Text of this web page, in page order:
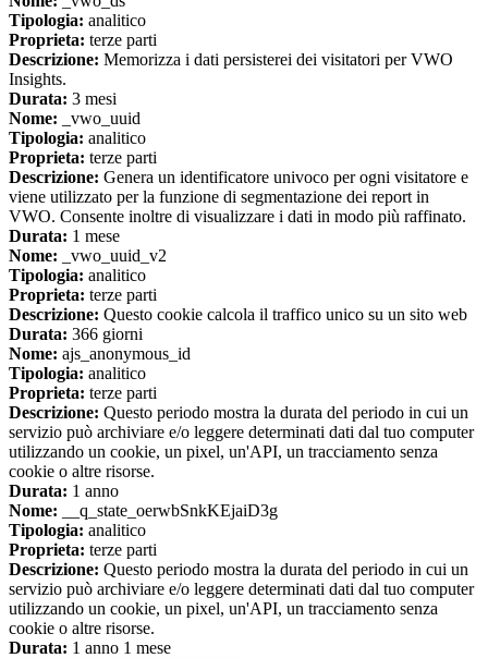
Tipologia: analitico
Proprieta: terze parti
Descrizione: Memorizza i dati persisterei dei visitatori per VWO
Insights.
Durata: 3 mesi
Nome: _vwo_uuid
Tipologia: analitico
Proprieta: terze parti
Descrizione: Genera un identificatore univoco per ogni visitatore e
viene utilizzato per la funzione di segmentazione dei report in
VWO. Consente inoltre di visualizzare i dati in modo più raffinato.
Durata: 1 mese
Nome: _vwo_uuid_v2
Tipologia: analitico
Proprieta: terze parti
Descrizione: Questo cookie calcola il traffico unico su un sito web
Durata: 366 giorni
Nome: ajs_anonymous_id
Tipologia: analitico
Proprieta: terze parti
Descrizione: Questo periodo mostra la durata del periodo in cui un
servizio può archiviare e/o leggere determinati dati dal tuo computer
utilizzando un cookie, un pixel, un'API, un tracciamento senza
cookie o altre risorse.
Durata: 1 anno
Nome: __q_state_oerwbSnkKEjaiD3g
Tipologia: analitico
Proprieta: terze parti
Descrizione: Questo periodo mostra la durata del periodo in cui un
servizio può archiviare e/o leggere determinati dati dal tuo computer
utilizzando un cookie, un pixel, un'API, un tracciamento senza
cookie o altre risorse.
Durata: 1 anno 1 mese